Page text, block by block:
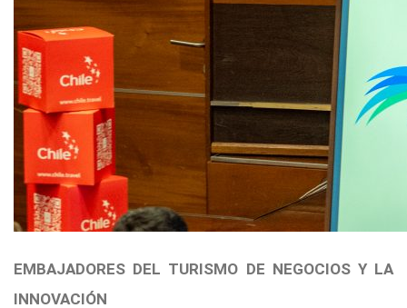
EMBAJADORES DEL TURISMO DE NEGOCIOS Y LA
INNOVACIÓN